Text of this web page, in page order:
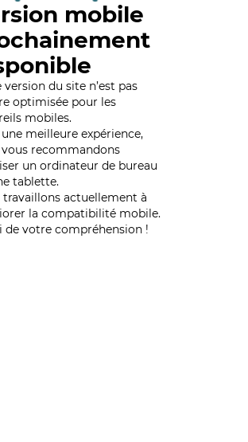
mobile
version du site n’est pas
optimisée pour les
mobiles.
meilleure expérience,
vous recommandons
un ordinateur de bureau
tablette.
travaillons actuellement à
la compatibilité mobile.
de votre compréhension !